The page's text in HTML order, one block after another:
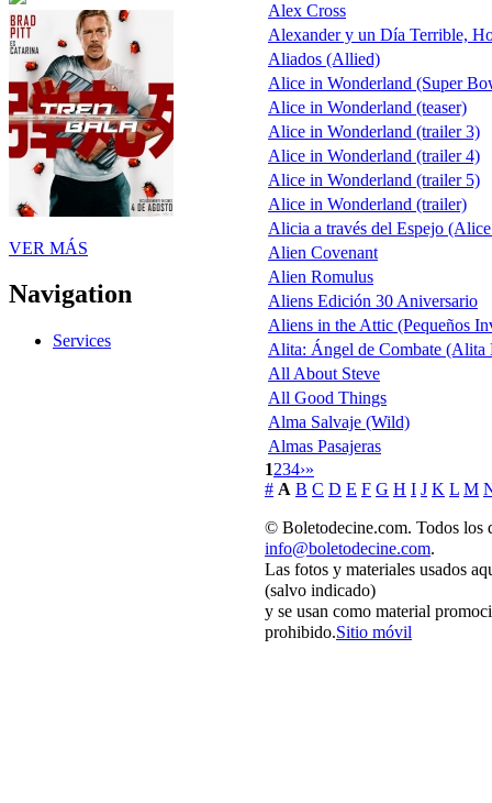
VER MÁS
Navigation
Services
Alex Cross
Alexander y un Día Terrible,
Aliados (Allied)
Alice in Wonderland (Super
Alice in Wonderland (teaser)
Alice in Wonderland (trailer 3)
Alice in Wonderland (trailer 4)
Alice in Wonderland (trailer 5)
Alice in Wonderland (trailer)
Alicia a través del Espejo
Alien Covenant
Alien Romulus
Aliens Edición 30 Aniversario
Aliens in the Attic (Pequeños
Alita: Ángel de Combate (Alita
All About Steve
All Good Things
Alma Salvaje (Wild)
Almas Pasajeras
1234›»
# A B C D E F G H I J K L M
© Boletodecine.com. Todos los
info@boletodecine.com.
Las fotos y materiales usados
(salvo indicado)
y se usan como material
prohibido.Sitio móvil